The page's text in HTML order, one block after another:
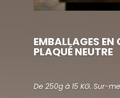
EMBALLAGES EN
PLAQUÉ NEUTRE
De 250g à 15 KG. Sur-